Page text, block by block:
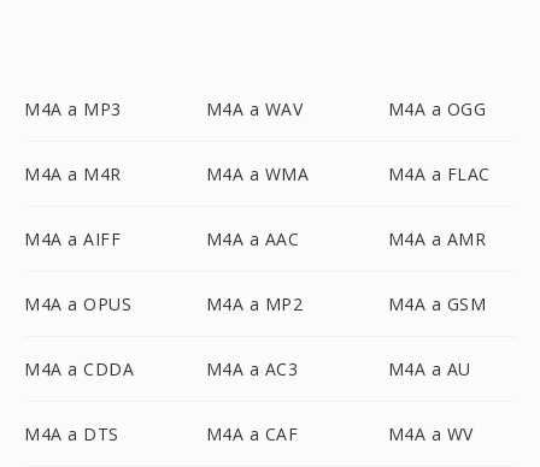
M4A a MP3 M4A a WAV M4A a OGG
M4A a M4R M4A a WMA M4A a FLAC
M4A a AIFF M4A a AAC M4A a AMR
M4A a OPUS M4A a MP2 M4A a GSM
M4A a CDDA M4A a AC3 M4A a AU
M4A a DTS M4A a CAF M4A a WV